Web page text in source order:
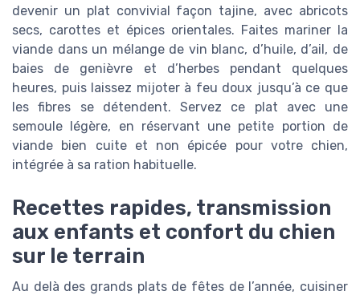
devenir un plat convivial façon tajine, avec abricots
secs, carottes et épices orientales. Faites mariner la
viande dans un mélange de vin blanc, d’huile, d’ail, de
baies de genièvre et d’herbes pendant quelques
heures, puis laissez mijoter à feu doux jusqu’à ce que
les fibres se détendent. Servez ce plat avec une
semoule légère, en réservant une petite portion de
viande bien cuite et non épicée pour votre chien,
intégrée à sa ration habituelle.
Recettes rapides, transmission
aux enfants et confort du chien
sur le terrain
Au delà des grands plats de fêtes de l’année, cuisiner